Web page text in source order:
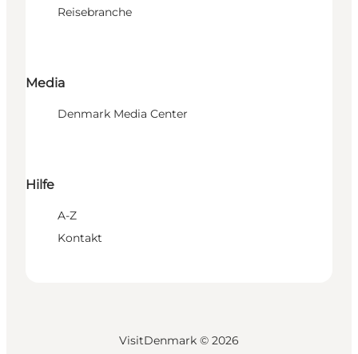
Reisebranche
Media
Denmark Media Center
Hilfe
A-Z
Kontakt
VisitDenmark © 2026